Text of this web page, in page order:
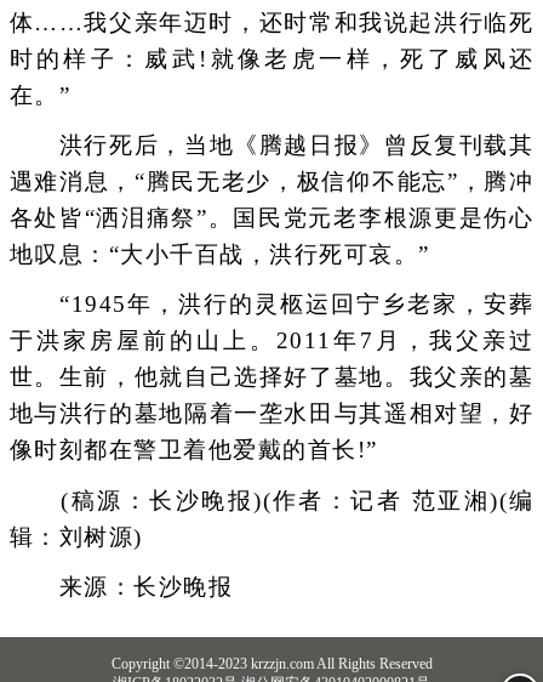
体……我父亲年迈时，还时常和我说起洪行临死
时的样子：威武!就像老虎一样，死了威风还
在。”
洪行死后，当地《腾越日报》曾反复刊载其
遇难消息，“腾民无老少，极信仰不能忘”，腾冲
各处皆“洒泪痛祭”。国民党元老李根源更是伤心
地叹息：“大小千百战，洪行死可哀。”
“1945年，洪行的灵柩运回宁乡老家，安葬
于洪家房屋前的山上。2011年7月，我父亲过
世。生前，他就自己选择好了墓地。我父亲的墓
地与洪行的墓地隔着一垄水田与其遥相对望，好
像时刻都在警卫着他爱戴的首长!”
(稿源：长沙晚报)(作者：记者 范亚湘)(编
辑：刘树源)
来源：长沙晚报
Copyright ©2014-2023 krzzjn.com All Rights Reserved